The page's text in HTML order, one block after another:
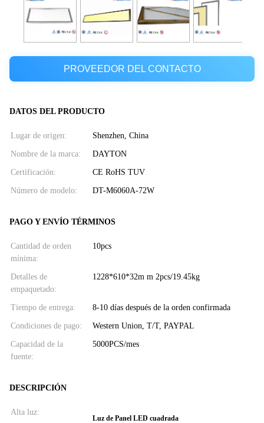
PROVEEDOR DEL CONTACTO
DATOS DEL PRODUCTO
Lugar de origen: Shenzhen, China
Nombre de la marca: DAYTON
Certificación: CE RoHS TUV
Número de modelo: DT-M6060A-72W
PAGO Y ENVÍO TÉRMINOS
Cantidad de orden
mínima:
10pcs
Detalles de
empaquetado:
1228*610*32m m 2pcs/19.45kg
Tiempo de entrega: 8-10 días después de la orden confirmada
Condiciones de pago: Western Union, T/T, PAYPAL
Capacidad de la
fuente:
5000PCS/mes
DESCRIPCIÓN
Alta luz:
Luz de Panel LED cuadrada